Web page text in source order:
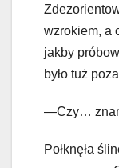
wzrokiem, a
jakby
było tuż
—Czy…
Połknęła